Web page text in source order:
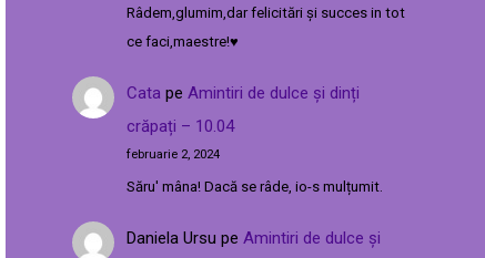
Râdem,glumim,dar felicitări și succes in tot
ce faci,maestre!♥️
Cata pe Amintiri de dulce și dinți
crăpați – 10.04
februarie 2, 2024
Săru' mâna! Dacă se râde, io-s mulțumit.
Daniela Ursu pe Amintiri de dulce și